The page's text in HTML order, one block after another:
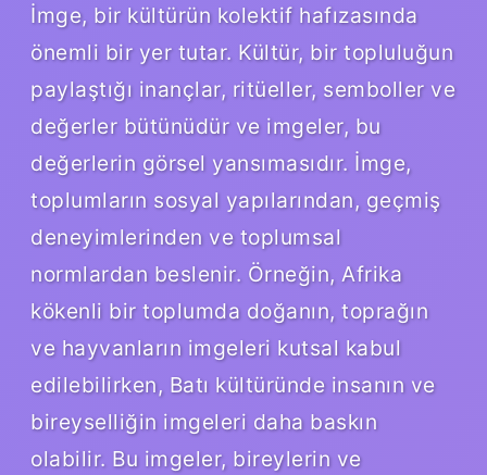
İmge, bir kültürün kolektif hafızasında
önemli bir yer tutar. Kültür, bir topluluğun
paylaştığı inançlar, ritüeller, semboller ve
değerler bütünüdür ve imgeler, bu
değerlerin görsel yansımasıdır. İmge,
toplumların sosyal yapılarından, geçmiş
deneyimlerinden ve toplumsal
normlardan beslenir. Örneğin, Afrika
kökenli bir toplumda doğanın, toprağın
ve hayvanların imgeleri kutsal kabul
edilebilirken, Batı kültüründe insanın ve
bireyselliğin imgeleri daha baskın
olabilir. Bu imgeler, bireylerin ve